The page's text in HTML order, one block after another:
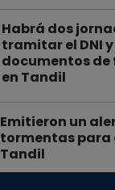
Habrá dos
tramitar el DNI
documentos
en Tandil
Emitieron un
tormentas para
Tandil